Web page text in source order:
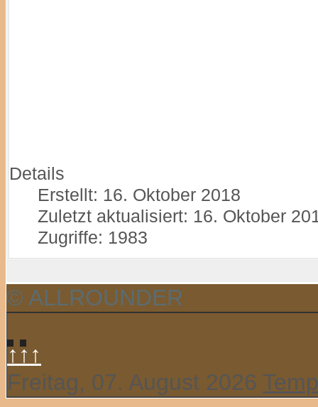
Details
Erstellt: 16. Oktober 2018
Zuletzt aktualisiert: 16. Oktober
Zugriffe: 1983
© ALLROUNDER
↑↑↑
Freitag, 07. August 2026